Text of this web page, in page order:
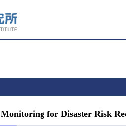
for Disaster Risk